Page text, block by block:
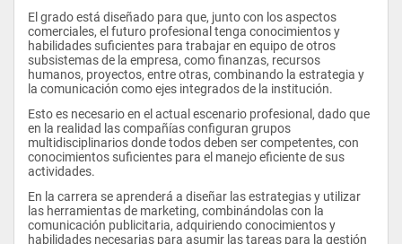
El grado está diseñado para que, junto con los aspectos
comerciales, el futuro profesional tenga conocimientos y
habilidades suficientes para trabajar en equipo de otros
subsistemas de la empresa, como finanzas, recursos
humanos, proyectos, entre otras, combinando la estrategia y
la comunicación como ejes integrados de la institución.
Esto es necesario en el actual escenario profesional, dado que
en la realidad las compañías configuran grupos
multidisciplinarios donde todos deben ser competentes, con
conocimientos suficientes para el manejo eficiente de sus
actividades.
En la carrera se aprenderá a diseñar las estrategias y utilizar
las herramientas de marketing, combinándolas con la
comunicación publicitaria, adquiriendo conocimientos y
habilidades necesarias para asumir las tareas para la gestión